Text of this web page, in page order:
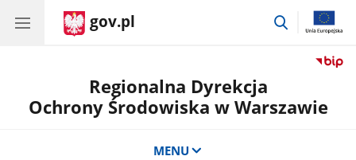
gov.pl
przejdź
Regionalna Dyrekcja
Ochrony Środowiska w Warszawie
MENU